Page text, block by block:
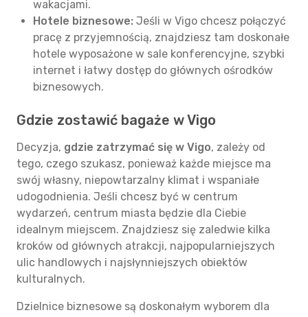
wakacjami.
Hotele biznesowe: Jeśli w Vigo chcesz połączyć
pracę z przyjemnością, znajdziesz tam doskonałe
hotele wyposażone w sale konferencyjne, szybki
internet i łatwy dostęp do głównych ośrodków
biznesowych.
Gdzie zostawić bagaże w Vigo
Decyzja, gdzie zatrzymać się w Vigo, zależy od
tego, czego szukasz, ponieważ każde miejsce ma
swój własny, niepowtarzalny klimat i wspaniałe
udogodnienia. Jeśli chcesz być w centrum
wydarzeń, centrum miasta będzie dla Ciebie
idealnym miejscem. Znajdziesz się zaledwie kilka
kroków od głównych atrakcji, najpopularniejszych
ulic handlowych i najsłynniejszych obiektów
kulturalnych.
Dzielnice biznesowe są doskonałym wyborem dla